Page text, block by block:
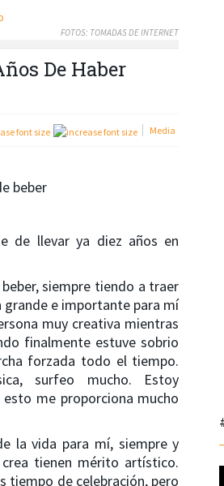
FOTOS: TOMADAS DE INTERNET
De Haber
Media
beber
de llevar ya diez años en
siempre tiendo a traer
grande e importante para mí
muy creativa mientras
finalmente estuve sobrio
forzada todo el tiempo.
surfeo mucho. Estoy
me proporciona mucho
la vida para mí, siempre y
tienen mérito artístico.
tiempo de celebración, pero